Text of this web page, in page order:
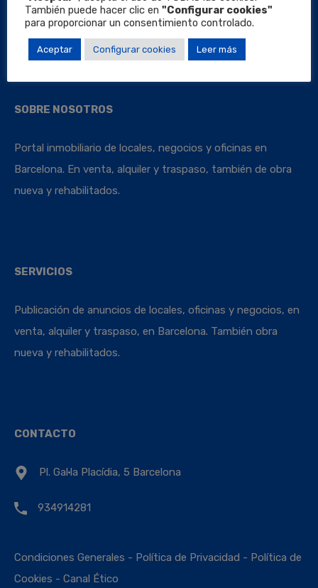
Locales Barcelona
SOBRE NOSOTROS
Portal inmobiliario de locales, negocios y oficinas en
Barcelona. En venta, alquiler y traspaso, también de obra
nueva y rehabilitados.
SERVICIOS
Publicación de anuncios de locales, oficinas y negocios, en
venta, alquiler y traspaso, en Barcelona. También obra
nueva y rehabilitados.
CONTACTO
Pl. Gal·la Placídia, 5 Barcelona
934914281
Condiciones Generales - Política de Privacidad - Política de
Cookies - Canal Ético
También puede hacer clic en "Configurar cookies"
para proporcionar un consentimiento controlado.
Aceptar Configurar cookies Leer más